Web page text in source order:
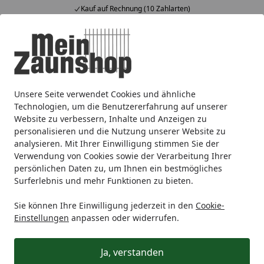
Unsere Seite verwendet Cookies und ähnliche
Technologien, um die Benutzererfahrung auf unserer
Website zu verbessern, Inhalte und Anzeigen zu
personalisieren und die Nutzung unserer Website zu
analysieren. Mit Ihrer Einwilligung stimmen Sie der
Verwendung von Cookies sowie der Verarbeitung Ihrer
persönlichen Daten zu, um Ihnen ein bestmögliches
Surferlebnis und mehr Funktionen zu bieten.
Sie können Ihre Einwilligung jederzeit in den Cookie-
Einstellungen anpassen oder widerrufen.
Ja, verstanden
Kauf auf Rechnung (10 Zahlarten)
Alle Produkte
Mein Konto
Suchen
Startseite
Alberts® Sturmhaken, mit Öse, galvanisch verzinkt
Alberts® Sturmhaken, mit Öse,
galvanisch verzinkt
dickschichtpassiviert, zum
Einschrauben, 400x⌀6 mm 209230